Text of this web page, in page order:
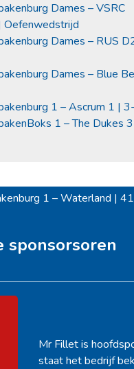
Dames – VSRC
Dames – RUS
Dames – Blue
1 – Ascrum 1 |
1 – The Dukes
1 – Waterland |
sponsorsoren
Mr Fillet is
staat het bedrijf